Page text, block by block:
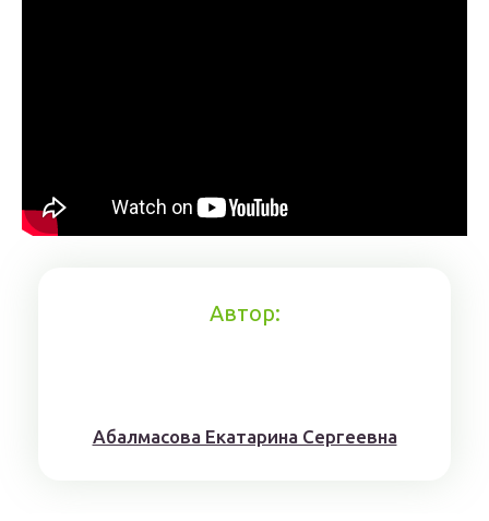
Автор:
Aбaлмaсoвa Eкaтaринa Ceргeeвнa